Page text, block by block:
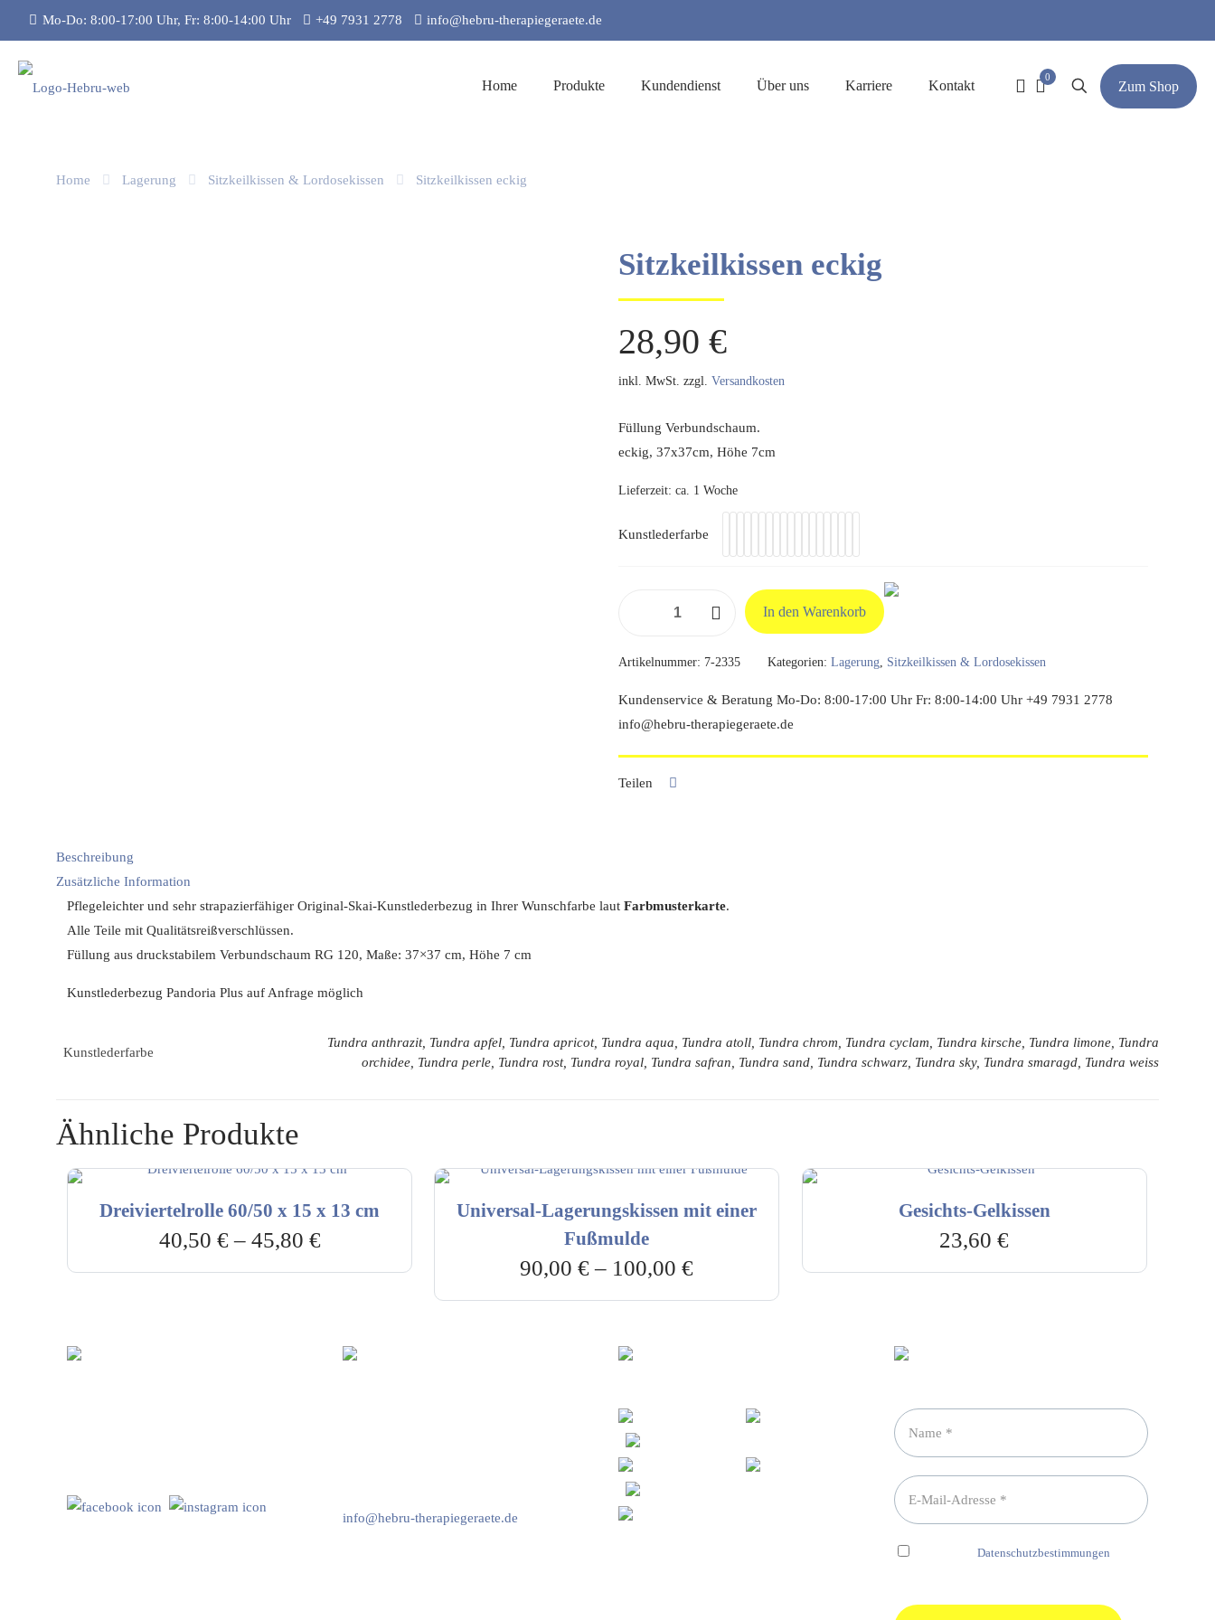
Mo-Do: 8:00-17:00 Uhr, Fr: 8:00-14:00 Uhr +49 7931 2778 info@hebru-therapiegeraete.de
Home Produkte Kundendienst Über uns Karriere Kontakt
0
Zum Shop
Home Lagerung Sitzkeilkissen & Lordosekissen Sitzkeilkissen eckig
Sitzkeilkissen eckig
28,90 €
inkl. MwSt. zzgl. Versandkosten
Füllung Verbundschaum.
eckig, 37x37cm, Höhe 7cm
Lieferzeit: ca. 1 Woche
Kunstlederfarbe
In den Warenkorb
Artikelnummer: 7-2335 Kategorien: Lagerung, Sitzkeilkissen & Lordosekissen
Kundenservice & Beratung Mo-Do: 8:00-17:00 Uhr Fr: 8:00-14:00 Uhr +49 7931 2778
info@hebru-therapiegeraete.de
Teilen
Beschreibung
Zusätzliche Information
Pflegeleichter und sehr strapazierfähiger Original-Skai-Kunstlederbezug in Ihrer Wunschfarbe lautFarbmusterkarte.
Alle Teile mit Qualitätsreißverschlüssen.
Füllung aus druckstabilem Verbundschaum RG 120, Maße: 37×37 cm, Höhe 7 cm
Kunstlederbezug Pandoria Plus auf Anfrage möglich
Kunstlederfarbe
Tundra anthrazit, Tundra apfel, Tundra apricot, Tundra aqua, Tundra atoll, Tundra chrom, Tundra cyclam, Tundra kirsche, Tundra limone, Tundra
orchidee, Tundra perle, Tundra rost, Tundra royal, Tundra safran, Tundra sand, Tundra schwarz, Tundra sky, Tundra smaragd, Tundra weiss
Ähnliche Produkte
Dreiviertelrolle 60/50 x 15 x 13 cm
40,50 €– 45,80 €
Universal-Lagerungskissen mit einer
Fußmulde
90,00€– 100,00€
Gesichts-Gelkissen
23,60€
info@hebru-therapiegeraete.de
Datenschutzbestimmungen